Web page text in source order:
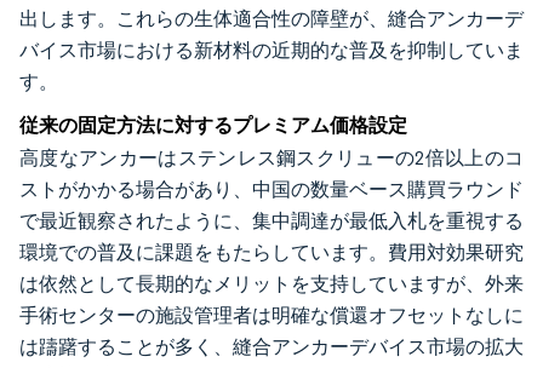
出します。これらの生体適合性の障壁が、縫合アンカーデ
バイス市場における新材料の近期的な普及を抑制していま
す。
従来の固定方法に対するプレミアム価格設定
高度なアンカーはステンレス鋼スクリューの2倍以上のコ
ストがかかる場合があり、中国の数量ベース購買ラウンド
で最近観察されたように、集中調達が最低入札を重視する
環境での普及に課題をもたらしています。費用対効果研究
は依然として長期的なメリットを支持していますが、外来
手術センターの施設管理者は明確な償還オフセットなしに
は躊躇することが多く、縫合アンカーデバイス市場の拡大